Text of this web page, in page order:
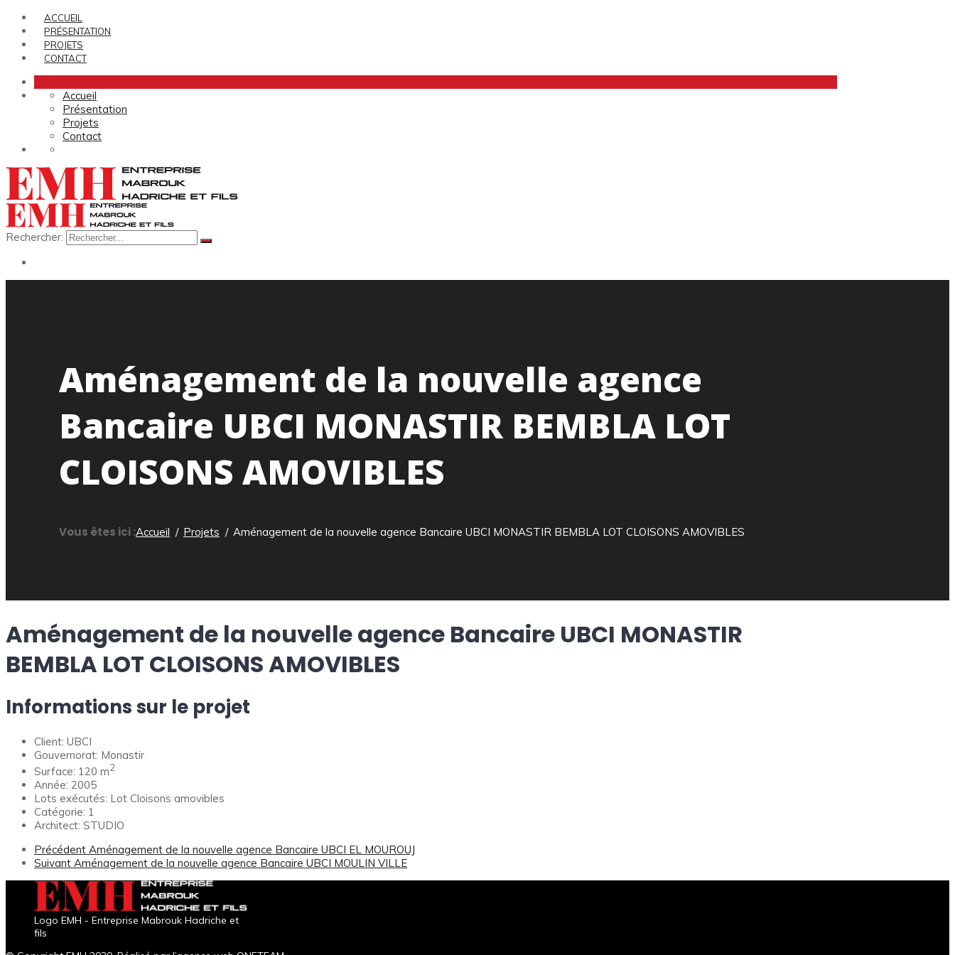
ACCUEIL
PRÉSENTATION
PROJETS
CONTACT
Accueil
Présentation
Projets
Contact
Rechercher:
Aménagement de la nouvelle agence
Bancaire UBCI MONASTIR BEMBLA LOT
CLOISONS AMOVIBLES
Vous êtes ici :Accueil Projets Aménagement de la nouvelle agence Bancaire UBCI MONASTIR BEMBLA LOT CLOISONS AMOVIBLES
Aménagement de la nouvelle agence Bancaire UBCI MONASTIR
BEMBLA LOT CLOISONS AMOVIBLES
Informations sur le projet
Client: UBCI
Gouvernorat: Monastir
Surface: 120 m2
Année: 2005
Lots exécutés: Lot Cloisons amovibles
Catégorie: 1
Architect: STUDIO
Précédent Aménagement de la nouvelle agence Bancaire UBCI EL MOUROUJ
Suivant Aménagement de la nouvelle agence Bancaire UBCI MOULIN VILLE
Logo EMH - Entreprise Mabrouk Hadriche et
fils